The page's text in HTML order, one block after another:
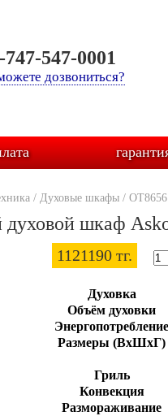
747-547-0001
дозвониться?
/ Духовые шкафы / OT8656
духовой шкаф
1121190 тг.
Духовка
Объём духовки
Энергопотребление
Размеры (ВхШхГ)
Гриль
Конвекция
Размораживание